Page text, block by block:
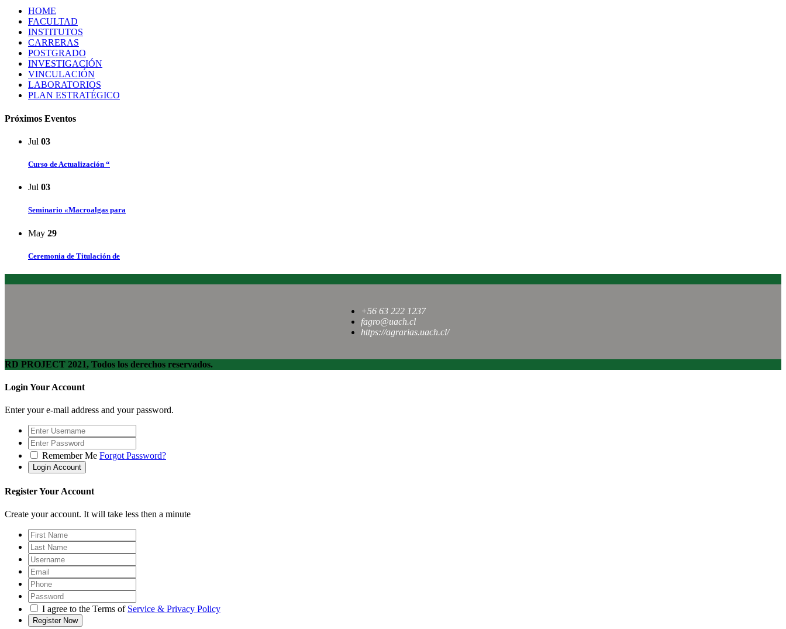
HOME
FACULTAD
INSTITUTOS
CARRERAS
POSTGRADO
INVESTIGACIÓN
VINCULACIÓN
LABORATORIOS
PLAN ESTRATÉGICO
Próximos Eventos
Jul 03
Curso de Actualización “
Jul 03
Seminario «Macroalgas para
May 29
Ceremonia de Titulación de
+56 63 222 1237
fagro@uach.cl
https://agrarias.uach.cl/
RD PROJECT 2021, Todos los derechos reservados.
Login Your Account
Enter your e-mail address and your password.
Remember Me Forgot Password?
Register Your Account
Create your account. It will take less then a minute
I agree to the Terms of Service & Privacy Policy